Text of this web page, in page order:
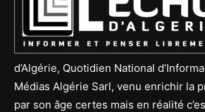
d’Algérie, Quotidien National
Médias Algérie Sarl, venu enrichir la
par son âge certes mais en réalité